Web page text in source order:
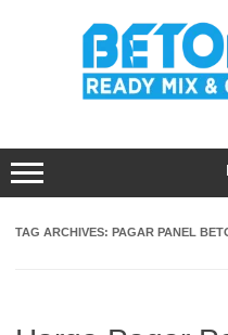
TAG ARCHIVES: PAGAR PANEL